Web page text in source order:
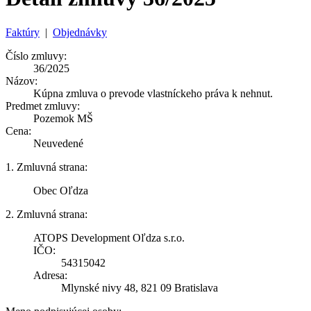
Faktúry | Objednávky
Číslo zmluvy:
36/2025
Názov:
Kúpna zmluva o prevode vlastníckeho práva k nehnut.
Predmet zmluvy:
Pozemok MŠ
Cena:
Neuvedené
1. Zmluvná strana:
Obec Oľdza
2. Zmluvná strana:
ATOPS Development Oľdza s.r.o.
IČO:
54315042
Adresa:
Mlynské nivy 48, 821 09 Bratislava